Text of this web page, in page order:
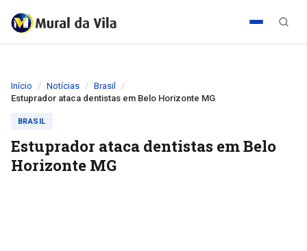
Início Notícias
Brasil
Estuprador ataca dentistas em Belo Horizonte MG
BRASIL
Estuprador ataca dentistas em Belo
Horizonte MG